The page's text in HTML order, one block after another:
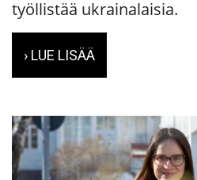
työllistää ukrainalaisia.
› LUE LISÄÄ